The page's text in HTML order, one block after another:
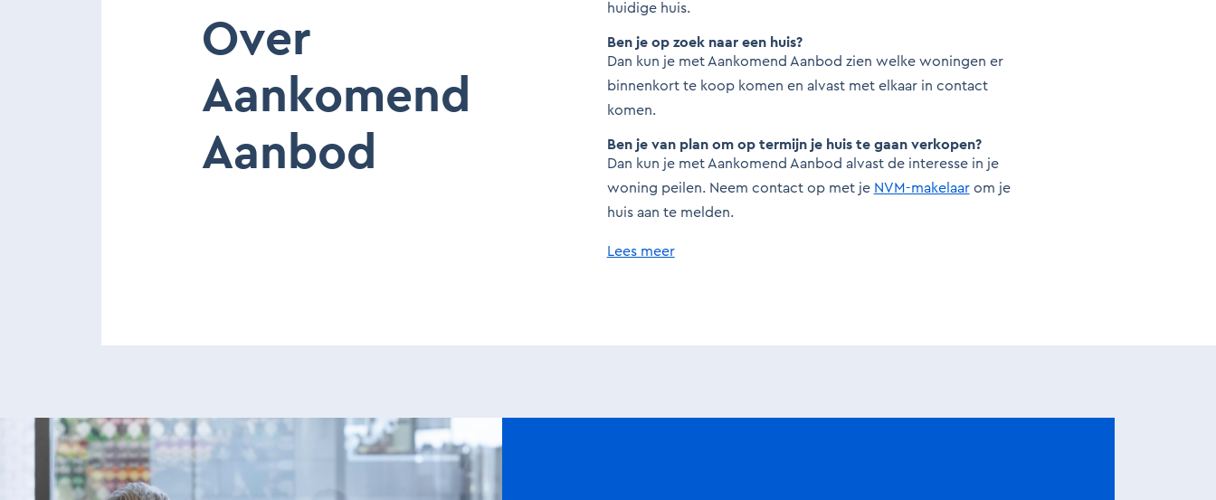
Over
Aankomend
Aanbod
huidige huis.
Ben je op zoek naar een huis?
Dan kun je met Aankomend Aanbod zien welke woningen er
binnenkort te koop komen en alvast met elkaar in contact
komen.
Ben je van plan om op termijn je huis te gaan verkopen?
Dan kun je met Aankomend Aanbod alvast de interesse in je
woning peilen. Neem contact op met je NVM-makelaarom je
huis aan te melden.
Lees meer